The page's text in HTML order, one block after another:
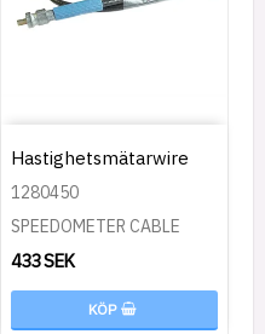
Hastighetsmätarwire
1280450
SPEEDOMETER CABLE
433 SEK
KÖP